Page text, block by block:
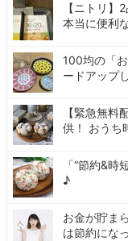
【ニトリ】
本当に便利
100均の「
ードアップ
【緊急無料
供！ おうち
「“節約&
♪
お金が貯ま
は節約にな